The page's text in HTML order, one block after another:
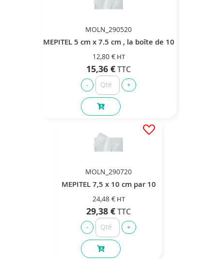
MOLN_290520
MEPITEL 5 cm x 7.5 cm , la boîte de 10
12,80 €
15,36 €
MOLN_290720
MEPITEL 7,5 x 10 cm par 10
24,48 €
29,38 €